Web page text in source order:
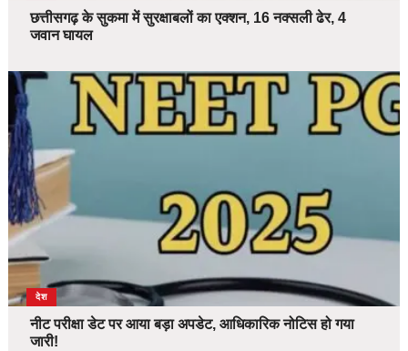
छत्तीसगढ़ के सुकमा में सुरक्षाबलों का एक्शन, 16 नक्सली ढेर, 4
जवान घायल
देश
नीट परीक्षा डेट पर आया बड़ा अपडेट, आधिकारिक नोटिस हो गया
जारी!